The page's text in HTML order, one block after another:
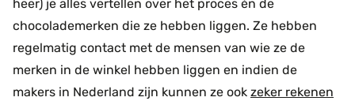
heer) je alles vertellen over het proces én de
chocolademerken die ze hebben liggen. Ze hebben
regelmatig contact met de mensen van wie ze de
merken in de winkel hebben liggen en indien de
makers in Nederland zijn kunnen ze ook zeker rekenen